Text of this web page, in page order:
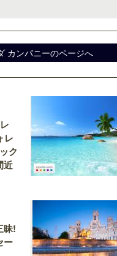
カンパニーのページへ
レ
ク
近
昧!
ー